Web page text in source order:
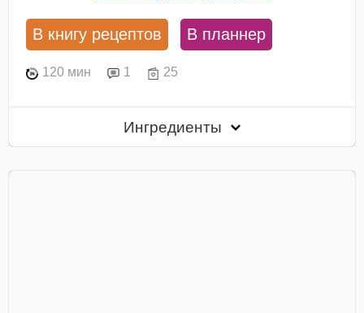
В книгу рецептов В планнер
120 мин 1 25
Ингредиенты